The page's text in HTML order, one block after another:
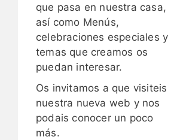
que pasa en nuestra casa,
así como Menús,
celebraciones especiales y
temas que creamos os
puedan interesar.
Os invitamos a que visiteis
nuestra nueva web y nos
podais conocer un poco
más.